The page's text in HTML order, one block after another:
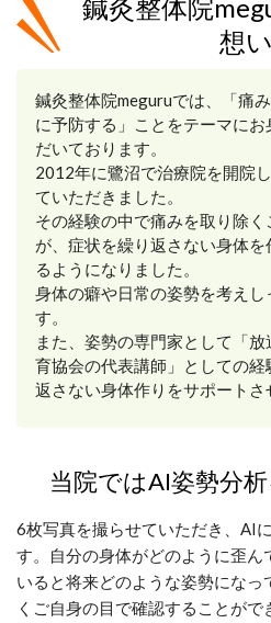
鍼灸整体院
想い
鍼灸整体院meguruでは、「痛
に予防する」ことをテーマに
だいております。
2012年に鷺沼で治療院を開院
ていただきました。
その経験の中で痛みを取り除
が、症状を繰り返さない身体を
るようになりました。
身体の癖や日常の姿勢を考えし
す。
また、姿勢の専門家として「
育協会の代表講師」としての
返さない身体作りをサポートさ
当院ではAI姿勢分
6枚写真を撮らせていただき、AI
す。自分の身体がどのように歪
いると将来どのような姿勢になっ
くご自身の目で確認することが